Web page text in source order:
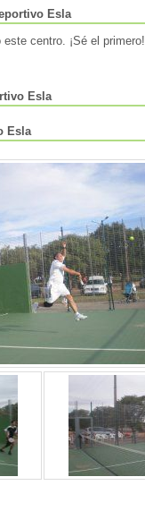
Esla
centro. ¡Sé el primero!
Esla
Esla